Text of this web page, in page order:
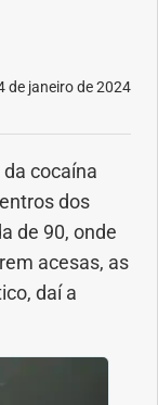
de janeiro de 2024
cocaína
dos
de 90, onde
acesas, as
daí a